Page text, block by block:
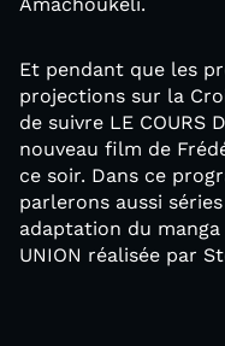
Et pendant que les
projections sur la
de suivre LE COURS
nouveau film de
ce soir. Dans ce
parlerons aussi séries
adaptation du manga
UNION réalisée par